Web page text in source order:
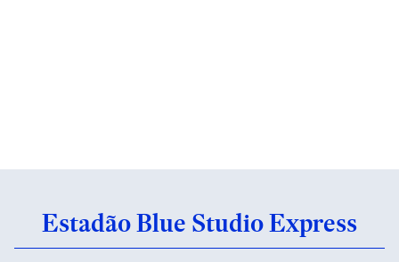
Estadão Blue Studio Express